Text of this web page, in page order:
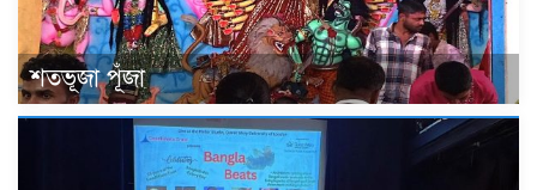
শতভূজা পূঁজা